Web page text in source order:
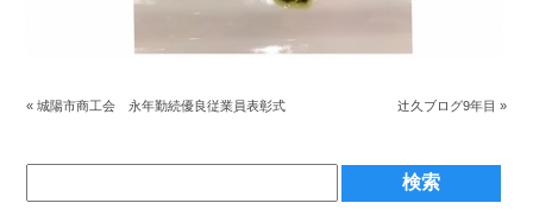
«城陽市商工会 永年勤続優良従業員表彰式 辻久ブログ9年目 »